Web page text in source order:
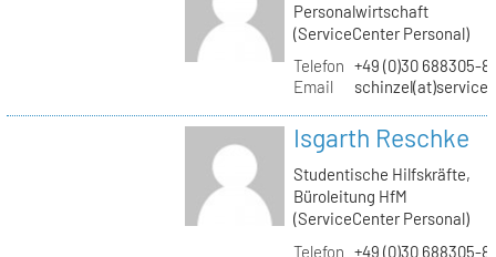
Personalwirtschaft
(ServiceCenter Personal)
Telefon +49 (0)30 688305-
Email
Isgarth Reschke
Studentische Hilfskräfte,
Büroleitung HfM
(ServiceCenter Personal)
Telefon +49 (0)30 688305-